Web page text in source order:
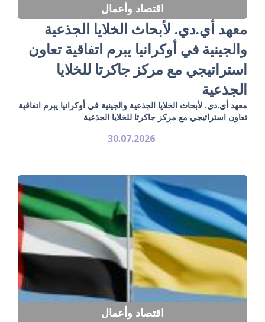
اقتصاد وأعمال
معهد أي.دي. لأبحاث الخلايا الجذعية
والجينية في أوكرانيا يبرم اتفاقية تعاون
استراتيجي مع مركز جاكرتا للخلايا
الجذعية
معهد أي.دي. لأبحاث الخلايا الجذعية والجينية في أوكرانيا يبرم اتفاقية
تعاون استراتيجي مع مركز جاكرتا للخلايا الجذعية
30.07.2026
اقتصاد وأعمال